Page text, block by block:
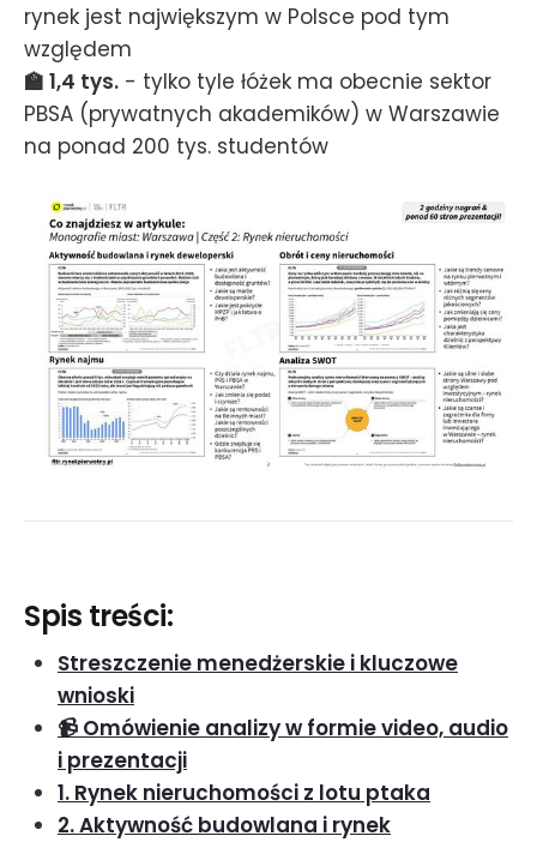
rynek jest największym w Polsce pod tym
względem
🏫 1,4 tys. - tylko tyle łóżek ma obecnie sektor
PBSA (prywatnych akademików) w Warszawie
na ponad 200 tys. studentów
Spis treści:
Streszczenie menedżerskie i kluczowe
wnioski
📹 Omówienie analizy w formie video, audio
i prezentacji
1. Rynek nieruchomości z lotu ptaka
2. Aktywność budowlana i rynek